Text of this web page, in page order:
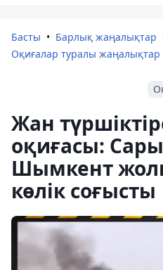
Басты
Барлық жаңалықтар
Оқиғалар туралы жаңалықтар
Жан
оқиғасы:
Шымкент
көлік соғысты